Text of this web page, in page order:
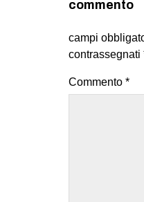
commento
campi
contrassegnati
Commento *